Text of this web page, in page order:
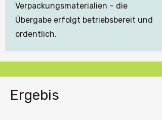
Verpackungsmaterialien – die
Übergabe erfolgt betriebsbereit und
ordentlich.
Ergebis